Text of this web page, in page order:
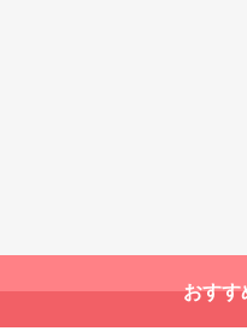
おすす